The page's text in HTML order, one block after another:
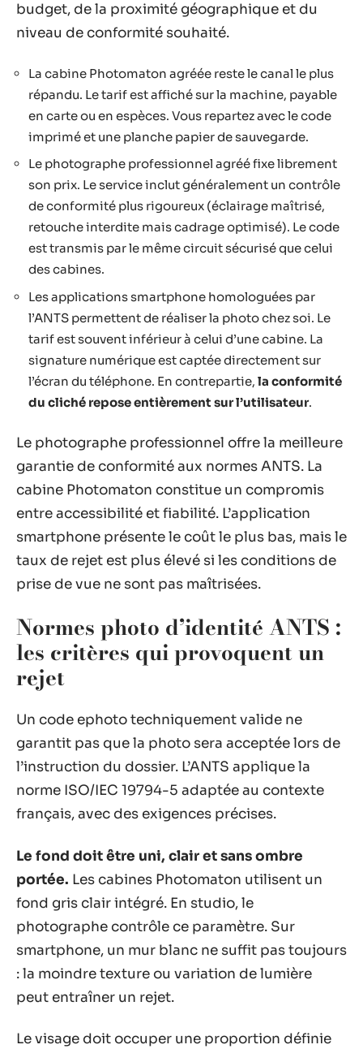
budget, de la proximité géographique et du
niveau de conformité souhaité.
La cabine Photomaton agréée reste le canal le plus
répandu. Le tarif est affiché sur la machine, payable
en carte ou en espèces. Vous repartez avec le code
imprimé et une planche papier de sauvegarde.
Le photographe professionnel agréé fixe librement
son prix. Le service inclut généralement un contrôle
de conformité plus rigoureux (éclairage maîtrisé,
retouche interdite mais cadrage optimisé). Le code
est transmis par le même circuit sécurisé que celui
des cabines.
Les applications smartphone homologuées par
l’ANTS permettent de réaliser la photo chez soi. Le
tarif est souvent inférieur à celui d’une cabine. La
signature numérique est captée directement sur
l’écran du téléphone. En contrepartie, la conformité
du cliché repose entièrement sur l’utilisateur.
Le photographe professionnel offre la meilleure
garantie de conformité aux normes ANTS. La
cabine Photomaton constitue un compromis
entre accessibilité et fiabilité. L’application
smartphone présente le coût le plus bas, mais le
taux de rejet est plus élevé si les conditions de
prise de vue ne sont pas maîtrisées.
Normes photo d’identité ANTS :
les critères qui provoquent un
rejet
Un code ephoto techniquement valide ne
garantit pas que la photo sera acceptée lors de
l’instruction du dossier. L’ANTS applique la
norme ISO/IEC 19794-5 adaptée au contexte
français, avec des exigences précises.
Le fond doit être uni, clair et sans ombre
portée. Les cabines Photomaton utilisent un
fond gris clair intégré. En studio, le
photographe contrôle ce paramètre. Sur
smartphone, un mur blanc ne suffit pas toujours
: la moindre texture ou variation de lumière
peut entraîner un rejet.
Le visage doit occuper une proportion définie